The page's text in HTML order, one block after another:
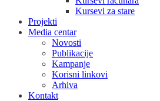
Kursevi za stare
Projekti
Media centar
Novosti
Publikacije
Kampanje
Korisni linkovi
Arhiva
Kontakt